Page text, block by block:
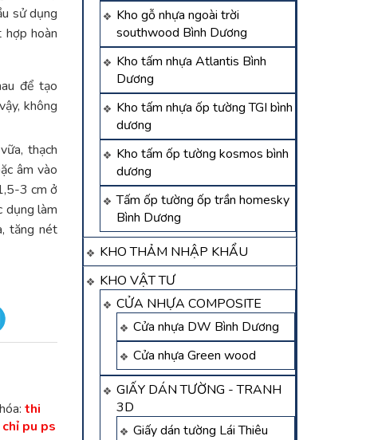
Kho gỗ nhựa ngoài trời
southwood Bình Dương
Kho tấm nhựa Atlantis Bình
Dương
Kho tấm nhựa ốp tường TGI bình
dương
Kho tấm ốp tường kosmos bình
dương
Tấm ốp tường ốp trần homesky
Bình Dương
KHO THẢM NHẬP KHẨU
KHO VẬT TƯ
CỬA NHỰA COMPOSITE
Cửa nhựa DW Bình Dương
Cửa nhựa Green wood
GIẤY DÁN TƯỜNG - TRANH
3D
Giấy dán tường Lái Thiêu
sử dụng
hoàn
để tạo
không
thạch
âm vào
3 cm ở
dụng làm
tăng nét
thi
pu ps